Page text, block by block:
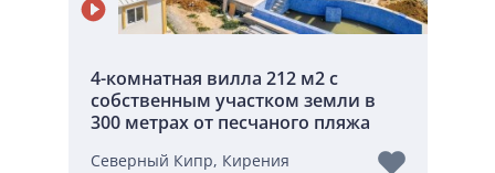
4-комнатная вилла 212 м2 с
собственным участком земли в
300 метрах от песчаного пляжа
Северный Кипр, Кирения